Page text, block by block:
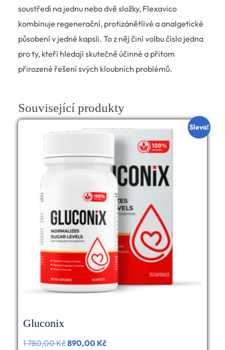
soustředí na jednu nebo dvě složky, Flexavico
kombinuje regenerační, protizánětlivé a analgetické
působení v jedné kapsli. To z něj činí volbu číslo jedna
pro ty, kteří hledají skutečně účinné a přitom
přirozené řešení svých kloubních problémů.
Související produkty
Sleva!
Gluconix
1 780,00KčPůvodní
890,00 KčAktuální